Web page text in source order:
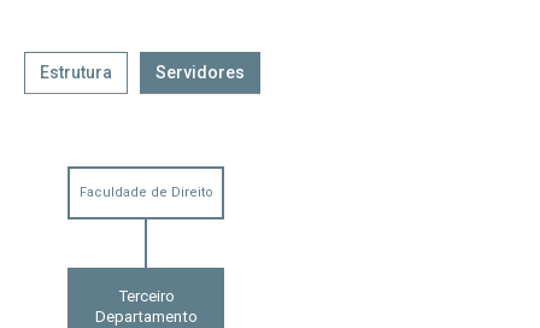
Estrutura Servidores
Faculdade de Direito
Terceiro
Departamento